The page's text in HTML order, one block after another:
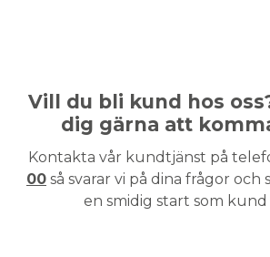
Vill du bli kund hos
dig gärna att
Kontakta vår kundtjänst på
00 så svarar vi på dina frågor
en smidig start som kund